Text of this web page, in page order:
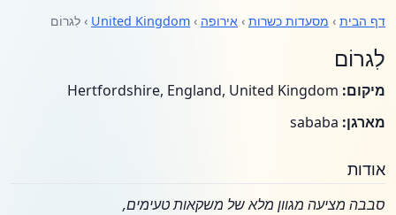
דף הבית › מסעדות כשרות › אירופה ›
United Kingdom › לִגרוֹם
לִגרוֹם
מיקום:
מארגן:
אודות
סבבה מציעה מגוון מלא של משקאות טעימים,